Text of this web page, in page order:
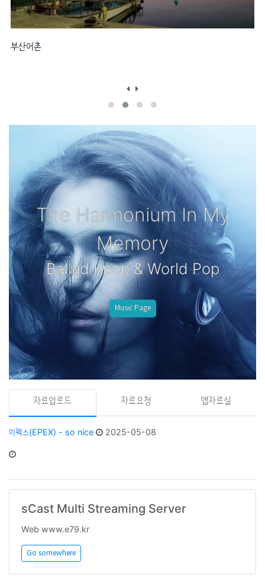
소녀시대
The Harmonium In My
Memory
Ballad Kpop & World Pop
Music Page
자료업로드 자료요청 앱자료실
이펙스(EPEX) - so nice 2025-05-08
sCast Multi Streaming Server
Web www.e79.kr
Go somewhere